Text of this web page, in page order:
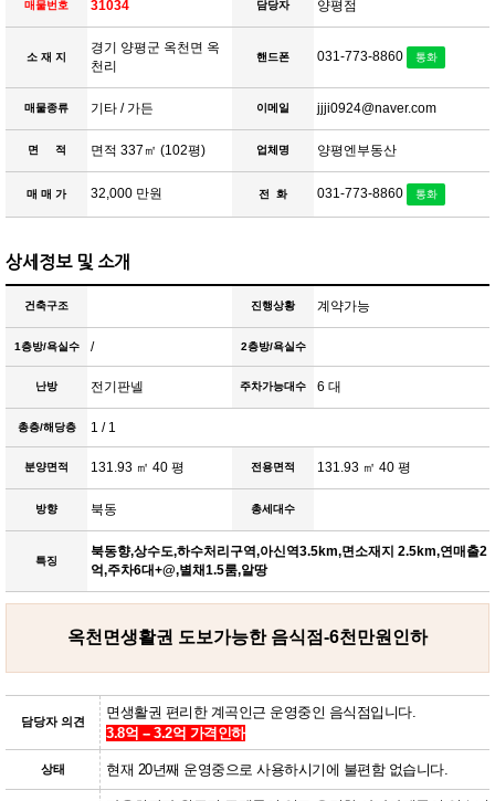
매물번호 31034 담당자 양평점
소 재 지
경기 양평군 옥천면 옥
천리
핸드폰 031-773-8860 통화
매물종류 기타 / 가든 이메일 jjji0924@naver.com
면 적 면적 337㎡ (102평) 업체명 양평엔부동산
매 매 가 32,000 만원 전 화 031-773-8860 통화
상세정보 및 소개
건축구조 진행상황 계약가능
1층방/욕실수 / 2층방/욕실수
난방 전기판넬 주차가능대수 6 대
총층/해당층 1 / 1
분양면적 131.93 ㎡ 40 평 전용면적 131.93 ㎡ 40 평
방향 북동 총세대수
특징
북동향,상수도,하수처리구역,아신역3.5km,면소재지 2.5km,연매출2
억,주차6대+@,별채1.5룸,알땅
옥천면생활권 도보가능한 음식점-6천만원인하
담당자 의견
면생활권 편리한 계곡인근 운영중인 음식점입니다.
3.8억 -- 3.2억 가격인하
상태 현재 20년째 운영중으로 사용하시기에 불편함 없습니다.